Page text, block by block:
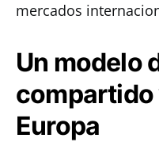
mercados
Un modelo
compartido
Europa